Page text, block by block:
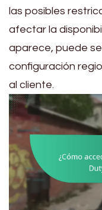
las posibles
afectar la
aparece, puede
configuración
al cliente.